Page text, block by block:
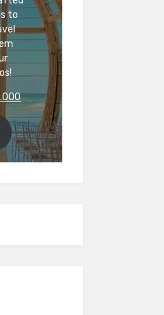
to
Current
price
is:
Rp169.000.